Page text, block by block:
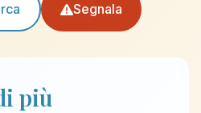
Segnala
più